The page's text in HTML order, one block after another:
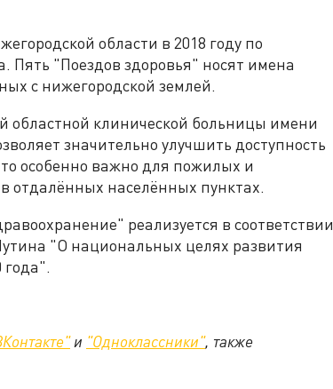
области в 2018 году по
Пять "Поездов здоровья" носят имена
с нижегородской землей.
областной клинической больницы имени
значительно улучшить доступность
особенно важно для пожилых и
населённых пунктах.
реализуется в соответствии
"О национальных целях развития
года".
и "Одноклассники", также